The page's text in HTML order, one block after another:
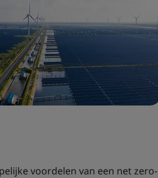
voordelen van een net zero-